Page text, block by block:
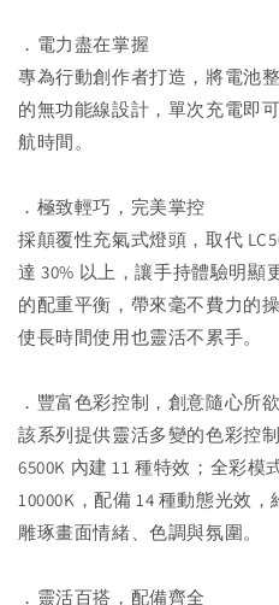
．電力盡在掌握
專為行動創作者打造，將電池
的無功能線設計，單次充電即
航時間。
．極致輕巧，完美掌控
採顛覆性充氣式燈頭，取代
達 30% 以上，讓手持體驗明顯
的配重平衡，帶來毫不費力的
使長時間使用也靈活不累手。
．豐富色彩控制，創意隨心所欲
該系列提供靈活多變的色彩控
6500K 內建 11 種特效；全彩模
10000K，配備 14 種動態光效
雕琢畫面情緒、色調與氛圍。
．靈活百搭，配備齊全